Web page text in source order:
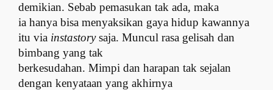
demikian. Sebab pemasukan tak ada, maka
ia hanya bisa menyaksikan gaya hidup kawannya
itu via instastorysaja. Muncul rasa gelisah dan
bimbang yang tak
berkesudahan. Mimpi dan harapan tak sejalan
dengan kenyataan yang akhirnya